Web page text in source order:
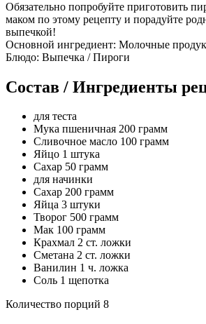
Обязательно попробуйте приготовить
маком по этому рецепту и порадуйте
выпечкой!
Основной ингредиент: Молочные
Блюдо: Выпечка / Пироги
Состав / Ингредиенты
для теста
Мука пшеничная 200 грамм
Сливочное масло 100 грамм
Яйцо 1 штука
Сахар 50 грамм
для начинки
Сахар 200 грамм
Яйца 3 штуки
Творог 500 грамм
Мак 100 грамм
Крахмал 2 ст. ложки
Сметана 2 ст. ложки
Ванилин 1 ч. ложка
Соль 1 щепотка
Количество порций 8